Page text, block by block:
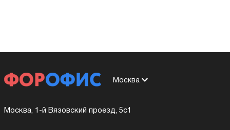
Москва
Москва, 1-й Вязовский проезд, 5с1